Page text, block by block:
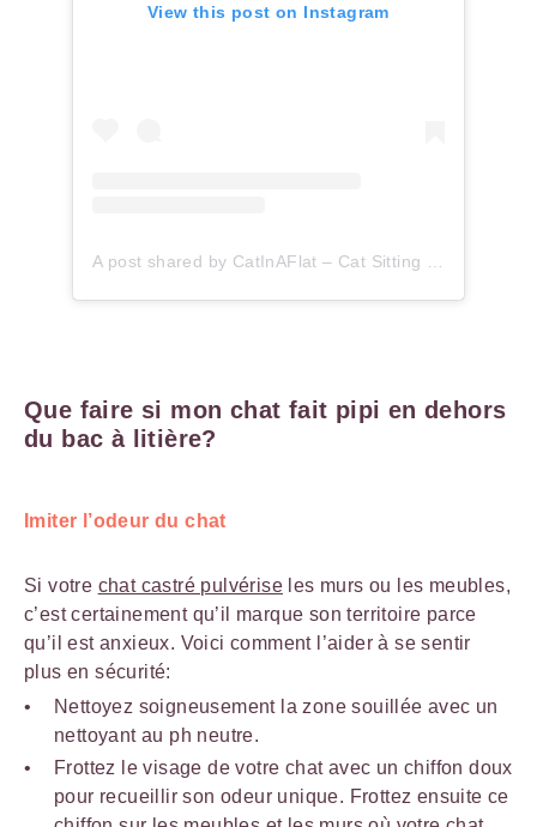
View this post on Instagram
Que faire si mon chat fait pipi en dehors
du bac à litière?
Imiter l’odeur du chat
Si votre chat castré pulvérise les murs ou les meubles,
c’est certainement qu’il marque son territoire parce
qu’il est anxieux. Voici comment l’aider à se sentir
plus en sécurité:
Nettoyez soigneusement la zone souillée avec un
nettoyant au ph neutre.
Frottez le visage de votre chat avec un chiffon doux
pour recueillir son odeur unique. Frottez ensuite ce